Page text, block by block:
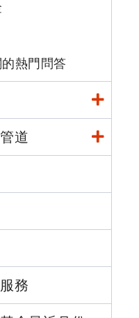
熱門問答
道
務